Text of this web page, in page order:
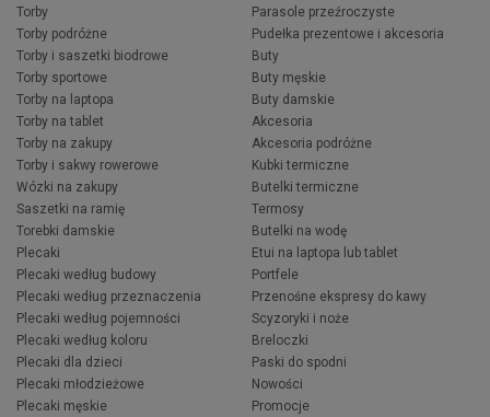
Torby
Torby podróżne
Torby i saszetki biodrowe
Torby sportowe
Torby na laptopa
Torby na tablet
Torby na zakupy
Torby i sakwy rowerowe
Wózki na zakupy
Saszetki na ramię
Torebki damskie
Plecaki
Plecaki według budowy
Plecaki według przeznaczenia
Plecaki według pojemności
Plecaki według koloru
Plecaki dla dzieci
Plecaki młodzieżowe
Plecaki męskie
Parasole przeźroczyste
Pudełka prezentowe i akcesoria
Buty
Buty męskie
Buty damskie
Akcesoria
Akcesoria podróżne
Kubki termiczne
Butelki termiczne
Termosy
Butelki na wodę
Etui na laptopa lub tablet
Portfele
Przenośne ekspresy do kawy
Scyzoryki i noże
Breloczki
Paski do spodni
Nowości
Promocje